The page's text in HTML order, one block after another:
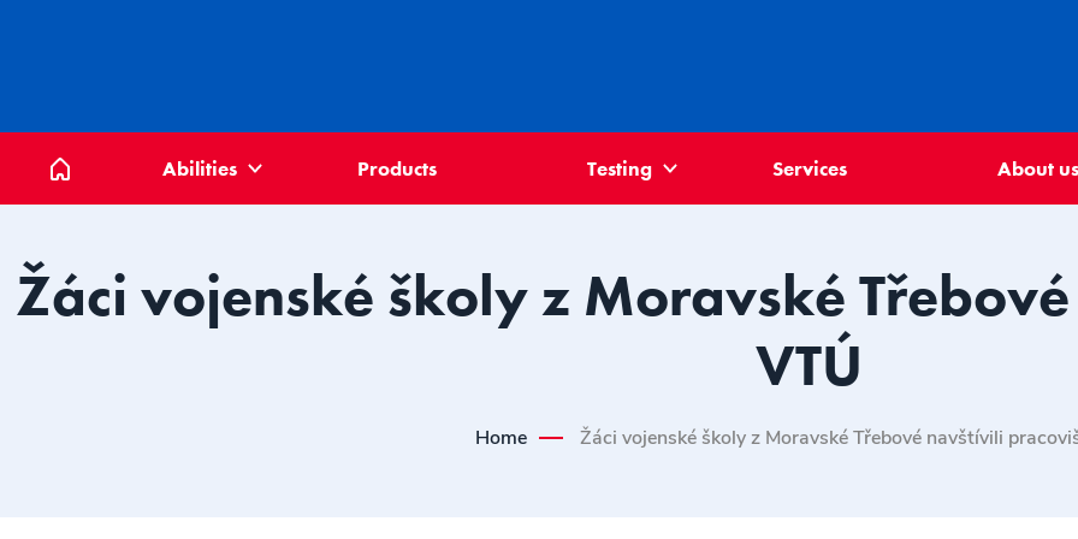
Abilities
Products Testing Services About us
Žáci vojenské školy z Moravské
VTÚ
Home Žáci vojenské školy z Moravské Třebové navštívili